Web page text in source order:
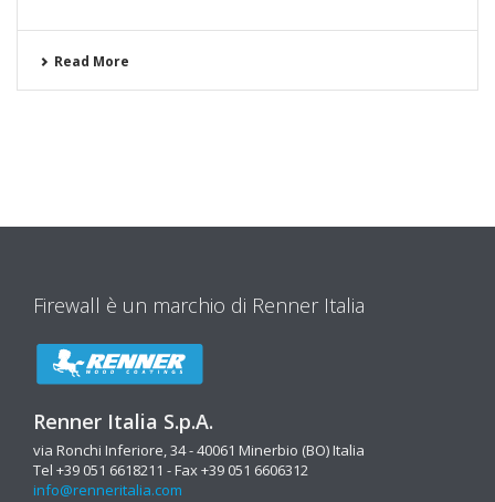
Read More
Firewall è un marchio di Renner Italia
Renner Italia S.p.A.
via Ronchi Inferiore, 34 - 40061 Minerbio (BO) Italia
Tel +39 051 6618211 - Fax +39 051 6606312
info@renneritalia.com